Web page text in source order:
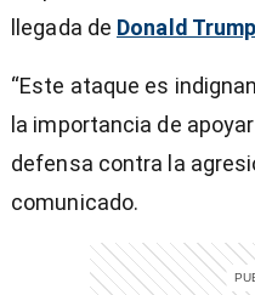
llegada de Donald Trump
“Este ataque es
la importancia de
defensa contra la
comunicado.